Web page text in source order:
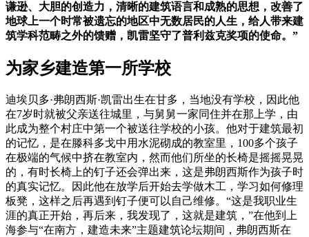
谦逊、大胆的创造力，清晰的建筑语言和成熟的思想，改善了
地球上一个时常被遗忘的地区中无数居民的人生，给人带来建
筑学科范畴之外的馈赠，凯雷坚守了普利兹克奖项的使命。”
为家乡建造第一所学校
迪埃贝多·弗朗西斯·凯雷出生在甘多，当地没有学校，因此他
在7岁时就被父亲送往城里，与舅舅一家同住并在那上学，由
此成为整个村庄中第一个被送往学校的小孩。他对于建筑最初
的记忆，是在滕科多戈中用水泥砌成的教室里，100多个孩子
在极端的气候中挤在教室内，然而他们所坐的长椅是摇摇晃晃
的，有时长椅上的钉子还会弹出来，这是弗朗西斯作为孩子时
的真实记忆。因此他在放学后开始去学做木工，学习如何修理
板凳，这样之后再遇到钉子便可以自己维修。“这是我职业生
涯的真正开始，再后来，我发现了，这就是建筑，”在他到上
海参与“在南方，建造未来”主题建筑论坛期间，弗朗西斯在